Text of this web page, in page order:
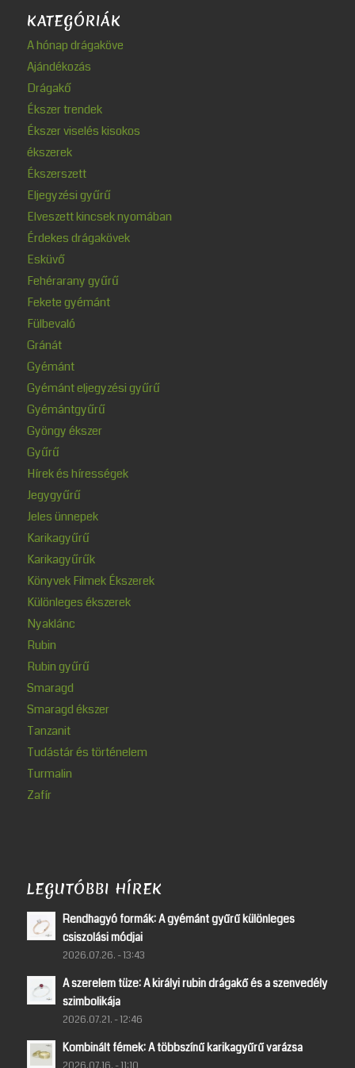
KATEGÓRIÁK
A hónap drágaköve
Ajándékozás
Drágakő
Ékszer trendek
Ékszer viselés kisokos
ékszerek
Ékszerszett
Eljegyzési gyűrű
Elveszett kincsek nyomában
Érdekes drágakövek
Esküvő
Fehérarany gyűrű
Fekete gyémánt
Fülbevaló
Gránát
Gyémánt
Gyémánt eljegyzési gyűrű
Gyémántgyűrű
Gyöngy ékszer
Gyűrű
Hírek és hírességek
Jegygyűrű
Jeles ünnepek
Karikagyűrű
Karikagyűrűk
Könyvek Filmek Ékszerek
Különleges ékszerek
Nyaklánc
Rubin
Rubin gyűrű
Smaragd
Smaragd ékszer
Tanzanit
Tudástár és történelem
Turmalin
Zafír
LEGUTÓBBI HÍREK
Rendhagyó formák: A gyémánt gyűrű különleges
csiszolási módjai
2026.07.26. - 13:43
A szerelem tüze: A királyi rubin drágakő és a szenvedély
szimbolikája
2026.07.21. - 12:46
Kombinált fémek: A többszínű karikagyűrű varázsa